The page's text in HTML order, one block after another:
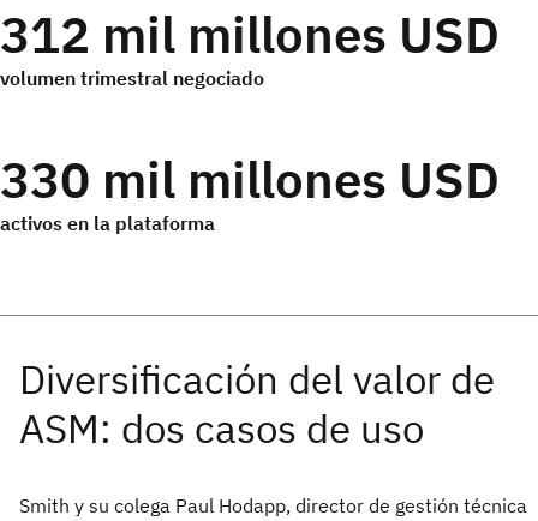
312 mil millones USD
volumen trimestral negociado
330 mil millones USD
activos en la plataforma
Smith y su colega Paul Hodapp, director de gestión técnica